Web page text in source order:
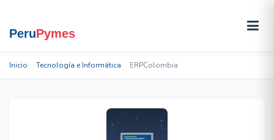
Inicio Tecnología e Informática ERPColombia